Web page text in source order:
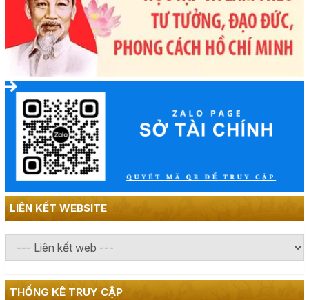
LIÊN KẾT WEBSITE
THỐNG KÊ TRUY CẬP